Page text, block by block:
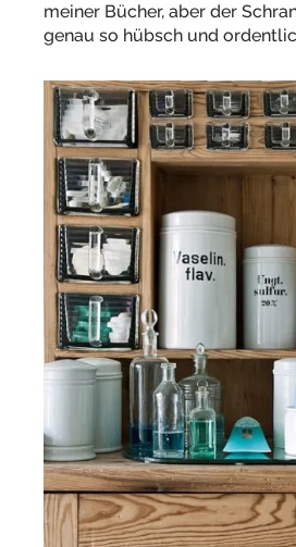
meiner Bücher, aber der
genau so hübsch und